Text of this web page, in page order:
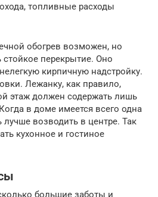
топливные расходы
обогрев возможен, но
стойкое перекрытие. Оно
кирпичную надстройку.
Лежанку, как правило,
этаж должен содержать лишь
в доме имеется всего одна
возводить в центре. Так
кухонное и гостиное
большие заботы и